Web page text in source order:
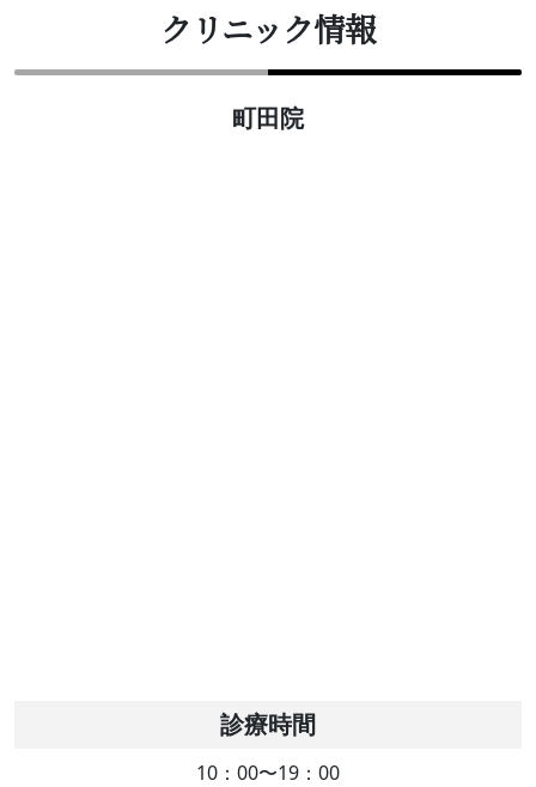
クリニック情報
町田院
診療時間
10：00〜19：00